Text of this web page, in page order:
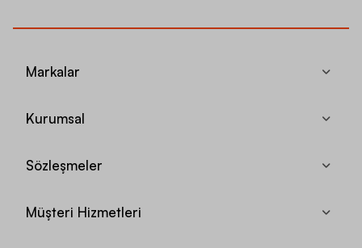
Markalar
Kurumsal
Sözleşmeler
Müşteri Hizmetleri